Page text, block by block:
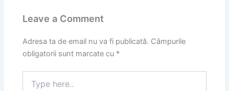
Leave a Comment
Adresa ta de email nu va fi publicată. Câmpurile
obligatorii sunt marcate cu *
here..